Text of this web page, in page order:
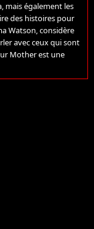
mais également les
des histoires pour
Watson, considère
avec ceux qui sont
Mother est une